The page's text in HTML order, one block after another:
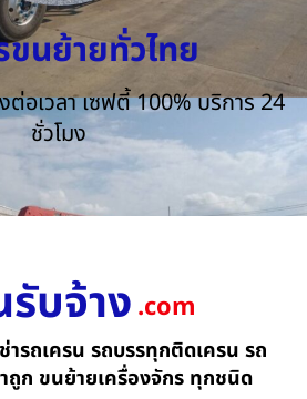
ขนย้ายทั่วไทย
อเวลา เซฟตี้ 100% บริการ 24
ชั่วโมง
รับจ้าง .com
ารถเครน รถบรรทุกติดเครน รถ
ถูก ขนย้ายเครื่องจักร ทุกชนิด